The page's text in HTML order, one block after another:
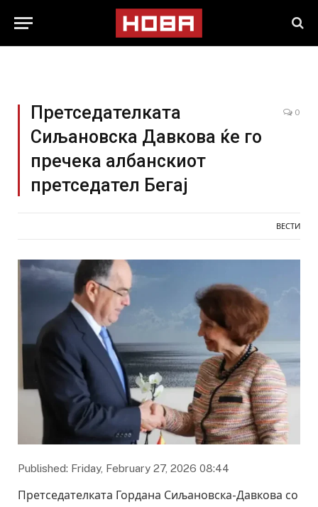
Претседателката
Сиљановска Давкова ќе го
пречека албанскиот
претседател Бегај
0
ВЕСТИ
Published: Friday, February 27, 2026 08:44
Претседателката Гордана Сиљановска-Давкова со